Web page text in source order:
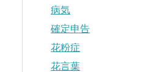
病気
確定申告
花粉症
花言葉